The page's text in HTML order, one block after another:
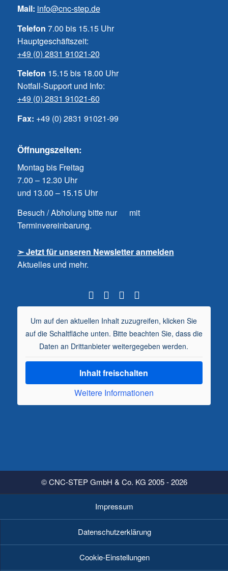
Mail: info@cnc-step.de
Telefon 7.00 bis 15.15 Uhr
Hauptgeschäftszeit:
+49 (0) 2831 91021-20
Telefon 15.15 bis 18.00 Uhr
Notfall-Support und Info:
+49 (0) 2831 91021-60
Fax: +49 (0) 2831 91021-99
Öffnungszeiten:
Montag bis Freitag
7.00 – 12.30 Uhr
und 13.00 – 15.15 Uhr
Besuch / Abholung bitte nur mit
Terminvereinbarung.
➣ Jetzt für unseren Newsletter anmelden
Aktuelles und mehr.
Um auf den aktuellen Inhalt zuzugreifen, klicken Sie
auf die Schaltfläche unten. Bitte beachten Sie, dass die
Daten an Drittanbieter weitergegeben werden.
Inhalt freischalten
Weitere Informationen
© CNC-STEP GmbH & Co. KG 2005 - 2026
Impressum
Datenschutzerklärung
Cookie-Einstellungen